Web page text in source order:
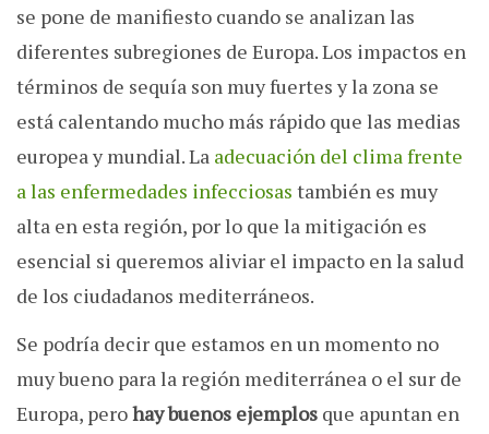
se pone de manifiesto cuando se analizan las
diferentes subregiones de Europa. Los impactos en
términos de sequía son muy fuertes y la zona se
está calentando mucho más rápido que las medias
europea y mundial. La adecuación del clima frente
a las enfermedades infecciosas también es muy
alta en esta región, por lo que la mitigación es
esencial si queremos aliviar el impacto en la salud
de los ciudadanos mediterráneos.
Se podría decir que estamos en un momento no
muy bueno para la región mediterránea o el sur de
Europa, perohay buenos ejemplos que apuntan en